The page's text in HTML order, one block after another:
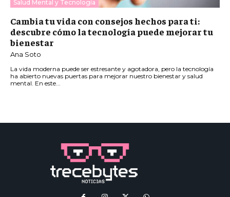
Salud Mental y Tecnología
Cambia tu vida con consejos hechos para ti:
descubre cómo la tecnología puede mejorar tu
bienestar
Ana Soto
La vida moderna puede ser estresante y agotadora, pero la tecnología
ha abierto nuevas puertas para mejorar nuestro bienestar y salud
mental. En este...